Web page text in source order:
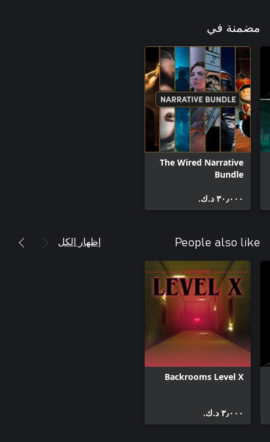
مضمنة في
The Wired Narrative
Bundle
٣٠٫٠٠٠ د.ك.‏
People also like إظهار الكل
Backrooms Level X
٣٫٠٠٠ د.ك.‏